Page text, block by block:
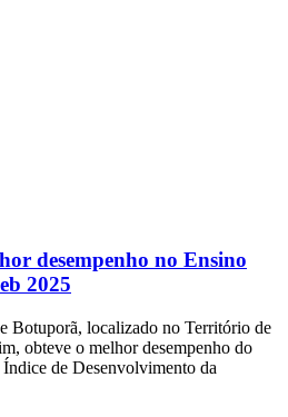
desempenho no Ensino
2025
Botuporã, localizado no Território de
obteve o melhor desempenho do
de Desenvolvimento da